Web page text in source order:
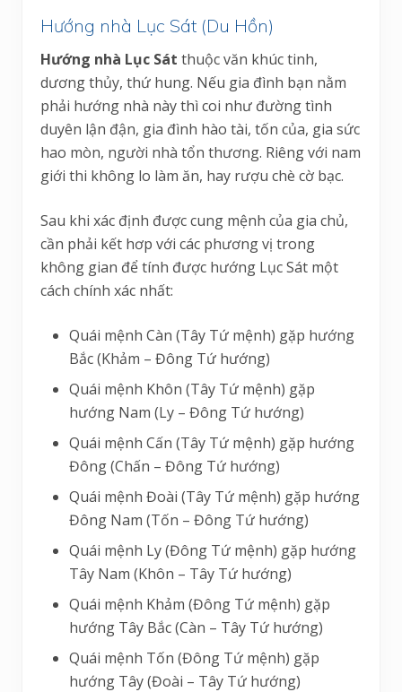
Hướng nhà Lục Sát (Du Hồn)
Hướng nhà Lục Sát thuộc văn khúc tinh,
dương thủy, thứ hung. Nếu gia đình bạn nằm
phải hướng nhà này thì coi như đường tình
duyên lận đận, gia đình hào tài, tốn của, gia sức
hao mòn, người nhà tổn thương. Riêng với nam
giới thi không lo làm ăn, hay rượu chè cờ bạc.
Sau khi xác định được cung mệnh của gia chủ,
cần phải kết hơp với các phương vị trong
không gian để tính được hướng Lục Sát một
cách chính xác nhất:
Quái mệnh Càn (Tây Tứ mệnh) gặp hướng
Bắc (Khảm – Đông Tứ hướng)
Quái mệnh Khôn (Tây Tứ mệnh) gặp
hướng Nam (Ly – Đông Tứ hướng)
Quái mệnh Cấn (Tây Tứ mệnh) gặp hướng
Đông (Chấn – Đông Tứ hướng)
Quái mệnh Đoài (Tây Tứ mệnh) gặp hướng
Đông Nam (Tốn – Đông Tứ hướng)
Quái mệnh Ly (Đông Tứ mệnh) gặp hướng
Tây Nam (Khôn – Tây Tứ hướng)
Quái mệnh Khảm (Đông Tứ mệnh) gặp
hướng Tây Bắc (Càn – Tây Tứ hướng)
Quái mệnh Tốn (Đông Tứ mệnh) gặp
hướng Tây (Đoài – Tây Tứ hướng)